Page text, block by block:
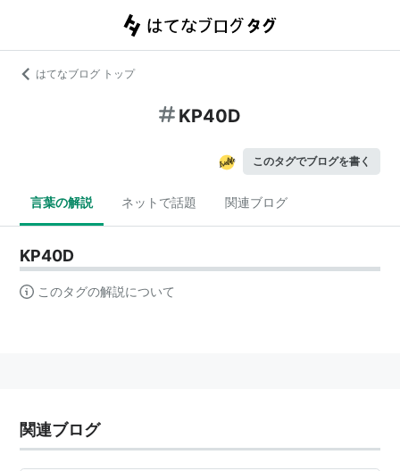
はてなブログ トップ
KP40D
このタグでブログを書く
言葉の解説 ネットで話題 関連ブログ
KP40D
このタグの解説について
関連ブログ